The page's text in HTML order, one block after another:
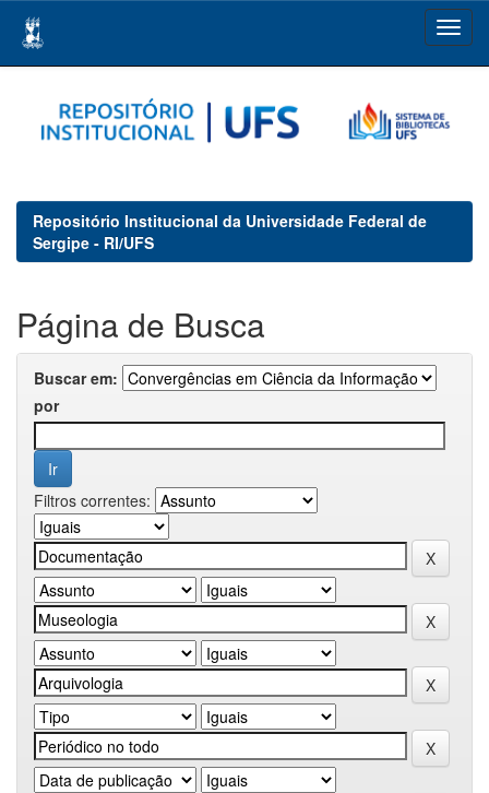
navigation
Repositório Institucional da Universidade Federal de
Sergipe - RI/UFS
Página de Busca
Buscar em:
por
Filtros correntes: